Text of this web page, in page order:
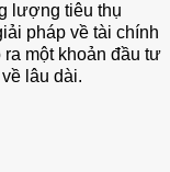
lượng tiêu thụ
pháp về tài chính
một khoản đầu tư
lâu dài.